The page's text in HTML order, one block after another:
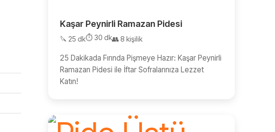
Kaşar Peynirli Ramazan Pidesi
🔪 25 dk⏱️ 30 dk👥 8 kişilik
25 Dakikada Fırında Pişmeye Hazır: Kaşar Peynirli
Ramazan Pidesi ile İftar Sofralarınıza Lezzet
Katın!